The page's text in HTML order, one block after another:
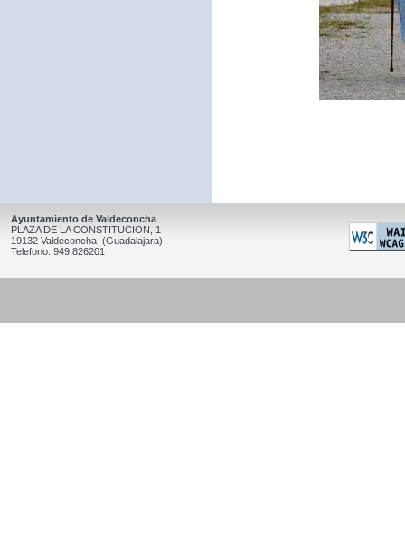
Ayuntamiento de Valdeconcha
PLAZA DE LA CONSTITUCION, 1
19132 Valdeconcha (Guadalajara)
Telefono: 949 826201